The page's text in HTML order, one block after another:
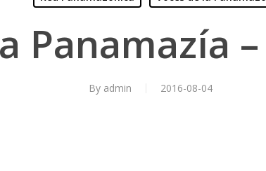
Panamazía
By admin 2016-08-04